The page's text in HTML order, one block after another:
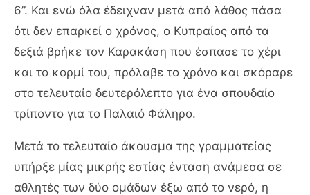
6”. Και ενώ όλα έδειχναν μετά από λάθος πάσα
ότι δεν επαρκεί ο χρόνος, ο Κυπραίος από τα
δεξιά βρήκε τον Καρακάση που έσπασε το χέρι
και το κορμί του, πρόλαβε το χρόνο και σκόραρε
στο τελευταίο δευτερόλεπτο για ένα σπουδαίο
τρίποντο για το Παλαιό Φάληρο.
Μετά το τελευταίο άκουσμα της γραμματείας
υπήρξε μίας μικρής εστίας ένταση ανάμεσα σε
αθλητές των δύο ομάδων έξω από το νερό, η